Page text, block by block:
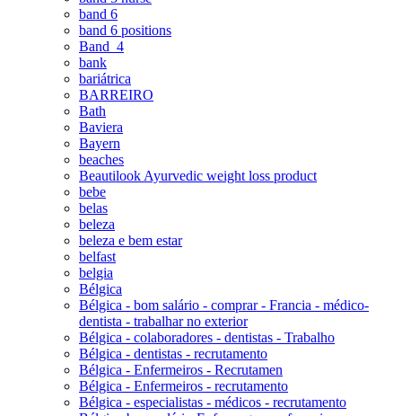
band 6
band 6 positions
Band_4
bank
bariátrica
BARREIRO
Bath
Baviera
Bayern
beaches
Beautilook Ayurvedic weight loss product
bebe
belas
beleza
beleza e bem estar
belfast
belgia
Bélgica
Bélgica - bom salário - comprar - Francia - médico-
dentista - trabalhar no exterior
Bélgica - colaboradores - dentistas - Trabalho
Bélgica - dentistas - recrutamento
Bélgica - Enfermeiros - Recrutamen
Bélgica - Enfermeiros - recrutamento
Bélgica - especialistas - médicos - recrutamento